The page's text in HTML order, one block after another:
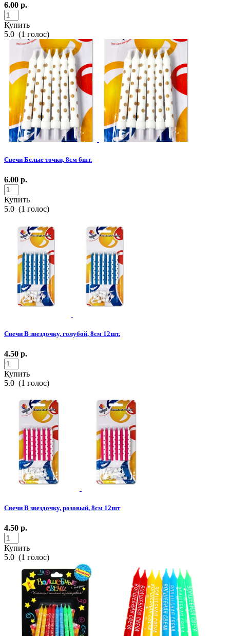
6.00 р.
Купить
5.0 (1 голос)
Свечи Белые точки, 8см 6шт.
6.00 р.
Купить
5.0 (1 голос)
Свечи В звездочку, голубой, 8см 12шт.
4.50 р.
Купить
5.0 (1 голос)
Свечи В звездочку, розовый, 8см 12шт
4.50 р.
Купить
5.0 (1 голос)